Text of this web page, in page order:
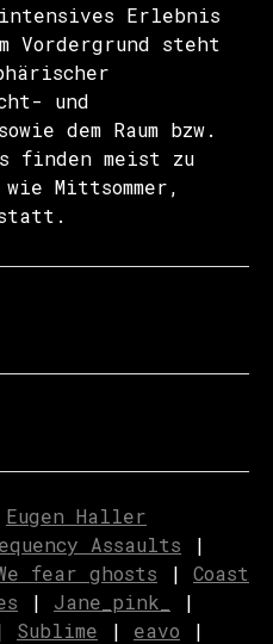
Erlebnis
Vordergrund steht
und
dem Raum bzw.
finden meist zu
Mittsommer,
Eugen Haller
Assaults |
fear ghosts | Coast
| Jane_pink_
|
Sublime | eavo |